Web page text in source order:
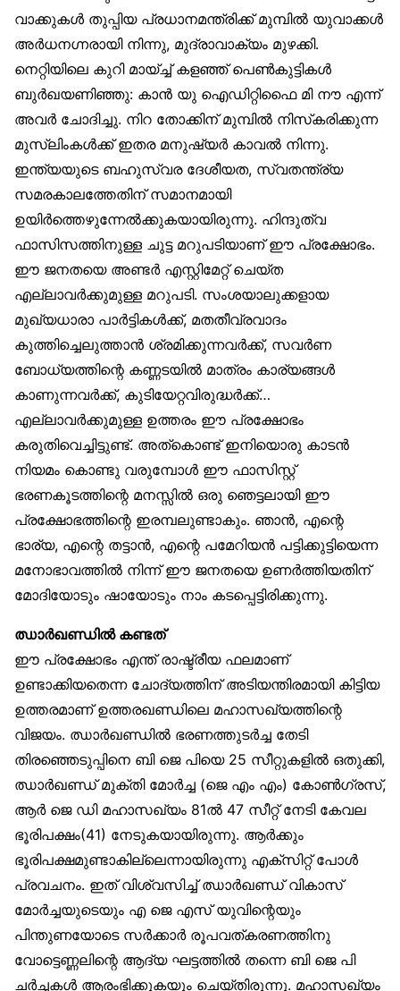
വാക്കുകൾ തുപ്പിയ പ്രധാനമന്ത്രിക്ക് മുമ്പിൽ യുവാക്കൾ
അർധനഗ്നരായി നിന്നു, മുദ്രാവാക്യം മുഴക്കി.
നെറ്റിയിലെ കുറി മായ്ച്ച് കളഞ്ഞ് പെൺകുട്ടികൾ
ബുർഖയണിഞ്ഞു: കാൻ യു ഐഡിറ്റിഫൈ മി നൗ എന്ന്
അവർ ചോദിച്ചു. നിറ തോക്കിന് മുമ്പിൽ നിസ്‌കരിക്കുന്ന
മുസ്‌ലിംകൾക്ക് ഇതര മനുഷ്യർ കാവൽ നിന്നു.
ഇന്ത്യയുടെ ബഹുസ്വര ദേശീയത, സ്വതന്ത്ര്യ
സമരകാലത്തേതിന് സമാനമായി
ഉയിർത്തെഴുന്നേൽക്കുകയായിരുന്നു. ഹിന്ദുത്വ
ഫാസിസത്തിനുള്ള ചുട്ട മറുപടിയാണ് ഈ പ്രക്ഷോഭം.
ഈ ജനതയെ അണ്ടർ എസ്റ്റിമേറ്റ് ചെയ്ത
എല്ലാവർക്കുമുള്ള മറുപടി. സംശയാലുക്കളായ
മുഖ്യധാരാ പാർട്ടികൾക്ക്, മതതീവ്രവാദം
കുത്തിച്ചെലുത്താൻ ശ്രമിക്കുന്നവർക്ക്, സവർണ
ബോധ്യത്തിന്റെ കണ്ണടയിൽ മാത്രം കാര്യങ്ങൾ
കാണുന്നവർക്ക്, കുടിയേറ്റവിരുദ്ധർക്ക്…
എല്ലാവർക്കുമുള്ള ഉത്തരം ഈ പ്രക്ഷോഭം
കരുതിവെച്ചിട്ടുണ്ട്. അത്‌കൊണ്ട് ഇനിയൊരു കാടൻ
നിയമം കൊണ്ടു വരുമ്പോൾ ഈ ഫാസിസ്റ്റ്
ഭരണകൂടത്തിന്റെ മനസ്സിൽ ഒരു ഞെട്ടലായി ഈ
പ്രക്ഷോഭത്തിന്റെ ഇരമ്പലുണ്ടാകും. ഞാൻ, എന്റെ
ഭാര്യ, എന്റെ തട്ടാൻ, എന്റെ പമേറിയൻ പട്ടിക്കുട്ടിയെന്ന
മനോഭാവത്തിൽ നിന്ന് ഈ ജനതയെ ഉണർത്തിയതിന്
മോദിയോടും ഷായോടും നാം കടപ്പെട്ടിരിക്കുന്നു.
ഝാർഖണ്ഡിൽ കണ്ടത്
ഈ പ്രക്ഷോഭം എന്ത് രാഷ്ട്രീയ ഫലമാണ്
ഉണ്ടാക്കിയതെന്ന ചോദ്യത്തിന് അടിയന്തിരമായി കിട്ടിയ
ഉത്തരമാണ് ഉത്തരഖണ്ഡിലെ മഹാസഖ്യത്തിന്റെ
വിജയം. ഝാർഖണ്ഡിൽ ഭരണത്തുടർച്ച തേടി
തിരഞ്ഞെടുപ്പിനെ ബി ജെ പിയെ 25 സീറ്റുകളിൽ ഒതുക്കി,
ഝാർഖണ്ഡ് മുക്തി മോർച്ച (ജെ എം എം) കോൺഗ്രസ്,
ആർ ജെ ഡി മഹാസഖ്യം 81ൽ 47 സീറ്റ് നേടി കേവല
ഭൂരിപക്ഷം(41) നേടുകയായിരുന്നു. ആർക്കും
ഭൂരിപക്ഷമുണ്ടാകില്ലെന്നായിരുന്നു എക്‌സിറ്റ് പോൾ
പ്രവചനം. ഇത് വിശ്വസിച്ച് ഝാർഖണ്ഡ് വികാസ്
മോർച്ചയുടെയും എ ജെ എസ് യുവിന്റെയും
പിന്തുണയോടെ സർക്കാർ രൂപവത്കരണത്തിനു
വോട്ടെണ്ണലിന്റെ ആദ്യ ഘട്ടത്തിൽ തന്നെ ബി ജെ പി
ചർച്ചകൾ ആരംഭിക്കുകയും ചെയ്തിരുന്നു. മഹാസഖ്യം